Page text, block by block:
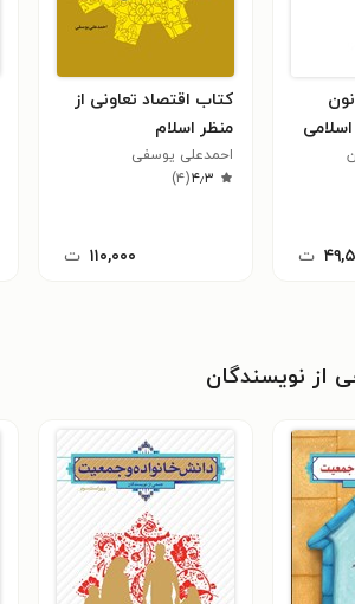
ت
کتاب اقتصاد تعاونی از
منظر اسلام
احمدعلی یوسفی
۴٫۳(۴)
۱۱۰,۰۰۰ ت
از نویسندگان